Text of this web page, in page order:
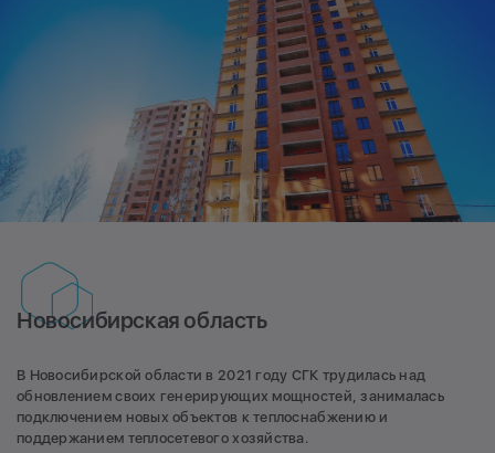
Новосибирская область
В Новосибирской области в 2021 году СГК трудилась над
обновлением своих генерирующих мощностей, занималась
подключением новых объектов к теплоснабжению и
поддержанием теплосетевого хозяйства.